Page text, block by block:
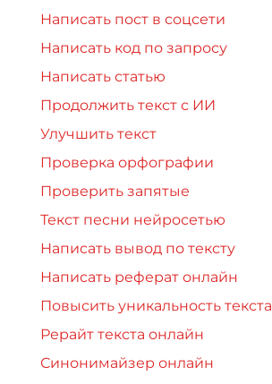
Написать пост в соцсети
Написать код по запросу
Написать статью
Продолжить текст с ИИ
Улучшить текст
Проверка орфографии
Проверить запятые
Текст песни нейросетью
Написать вывод по тексту
Написать реферат онлайн
Повысить уникальность текста
Рерайт текста онлайн
Синонимайзер онлайн